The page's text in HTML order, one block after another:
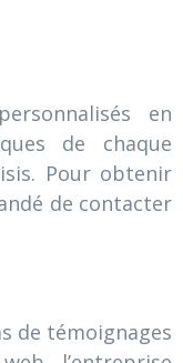
en
de chaque
Pour obtenir
de contacter
de témoignages